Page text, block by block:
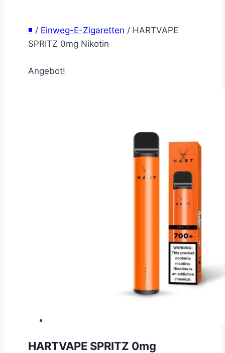
◾ / Einweg-E-Zigaretten / HARTVAPE
SPRITZ 0mg Nikotin
Angebot!
HARTVAPE SPRITZ 0mg